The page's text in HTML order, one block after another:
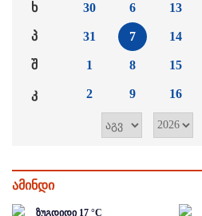
ხ
პ
შ
კ
30
31
1
2
6
7
8
9
13
14
15
16
ამინდი
ზუგდიდი 17 °C